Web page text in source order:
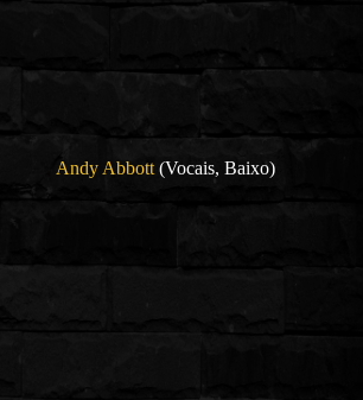
Andy Abbott (Vocais, Baixo)